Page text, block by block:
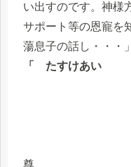
い出すのです。神様
サポート等の恩寵を
蕩息子の話し・・・
「 たすけあい
愛（
あり
尊